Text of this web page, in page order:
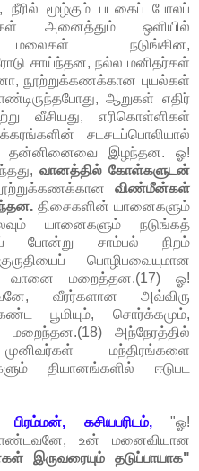
நீரில் மூழ்கும் படகைப் போலப்
அனைத்தும் ஒளியில்
மலைகள் நடுங்கின,
சாய்ந்தன, நல்ல மனிதர்கள்
நூற்றுக்கணக்கான புயல்கள்
ஆறுகள் எதிர்
வீசியது, எரிகொள்ளிகள்
சடசடப்பொலியால்
தன்னினைவை இழந்தன. ஓ!
வானத்தில் கோள்களுடன்
விண்மீன்கள்
திசைகளின் யானைகளும்
யானைகளும் நடுங்கத்
போன்று சாம்பல் நிறம்
பொழிபவையுமான
வானை மறைத்தன.(17) ஓ!
வீரர்களான அவ்விரு
பூமியும், சொர்க்கமும்,
மறைந்தன.(18) அந்நேரத்தில்
மந்திரங்களை
தியானங்களில் ஈடுபட
பிரம்மன், கசியபரிடம்,"ஓ!
உன் மனைவியான
இருவரையும் தடுப்பாயாக"